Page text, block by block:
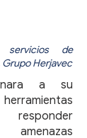
servicios de
Grupo Herjavec
a su